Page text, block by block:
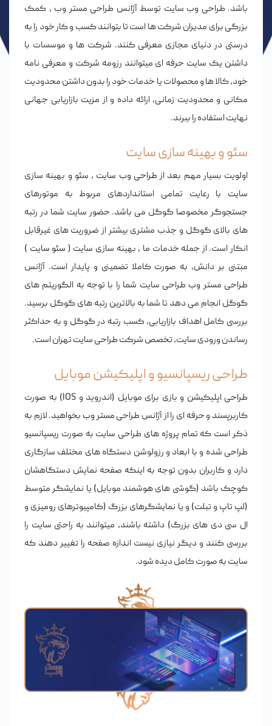
باشد. طراحی وب سایت توسط آژانس طراحی مستر وب ، کمک
بزرگی برای مدیران شرکت ها است تا بتوانند کسب و کار خود را به
درستی در دنیای مجازی معرفی کنند. شرکت ها و موسسات با
داشتن یک سایت حرفه ای میتوانند رزومه شرکت و معرفی نامه
خود، کالا ها و محصولات یا خدمات خود را بدون داشتن محدودیت
مکانی و محدودیت زمانی، ارائه داده و از مزیت بازاریابی جهانی
نهایت استفاده را ببرند.
سئو و بهینه سازی سایت
اولویت بسیار مهم بعد ازطراحی وب سایت ، سئو و بهینه سازی
سایت با رعایت تمامی استانداردهای مربوط به موتورهای
جستجوگر مخصوصا گوگل می باشد. حضور سایت شما در رتبه
های بالای گوگل و جذب مشتری بیشتر از ضروریت های غیرقابل
انکار است. از جمله خدمات ما ، بهینه سازی سایت ( سئو سایت )
مبتنی بر دانش، به صورت کاملا تضمینی و پایدار است. آژانس
طراحی مستر وب طراحی سایت شما را با توجه به الگوریتم های
گوگل انجام می دهد تا شما به بالاترین رتبه های گوگل برسید.
بررسی کامل اهداف بازاریابی، کسب رتبه در گوگل و به حداکثر
رساندن ورودی سایت، تخصص شرکت طراحی سایت تهران است.
طراحی ریسپانسیو و اپلیکیشن موبایل
طراحی اپلیکیشن و بازی برای موبایل (اندروید و IOS) به صورت
کاربرپسند و حرفه ای را از آژانس طراحیمستر وب بخواهید. لازم به
ذکر است که تمام پروژه های طراحی سایت به صورت ریسپانسیو
طراحی شده و با ابعاد و رزولوشن دستگاه های مختلف سازگاری
دارد و کاربران بدون توجه به اینکه صفحه نمایش دستگاهشان
کوچک باشد (گوشی های هوشمند موبایل) یا نمایشگر متوسط
(لپ تاپ و تبلت) و یا نمایشگرهای بزرگ (کامپیوترهای رومیزی و
ال سی دی های بزرگ) داشته باشند، میتوانند به راحتی سایت را
بررسی کنند و دیگر نیازی نیست اندازه صفحه را تغییر دهند که
سایت به صورت کامل دیده شود.